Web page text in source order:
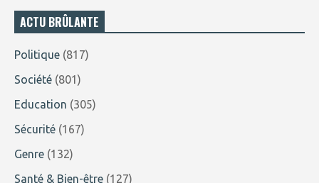
ACTU BRÛLANTE
Politique (817)
Société (801)
Education (305)
Sécurité (167)
Genre (132)
Santé & Bien-être (127)